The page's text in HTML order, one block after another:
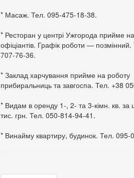
* Масаж. Тел. 095-475-18-38.
* Ресторан у центрі Ужгорода прийме
офіціантів. Графік роботи —
707-76-36.
* Заклад харчування прийме на роботу
прибиральниць та завгоспа. Тел. +38
* Видам в оренду 1-, 2- та 3-кімн. кв. за
тис. грн. Тел. 050-814-94-41.
* Винайму квартиру, будинок. Тел. 095-